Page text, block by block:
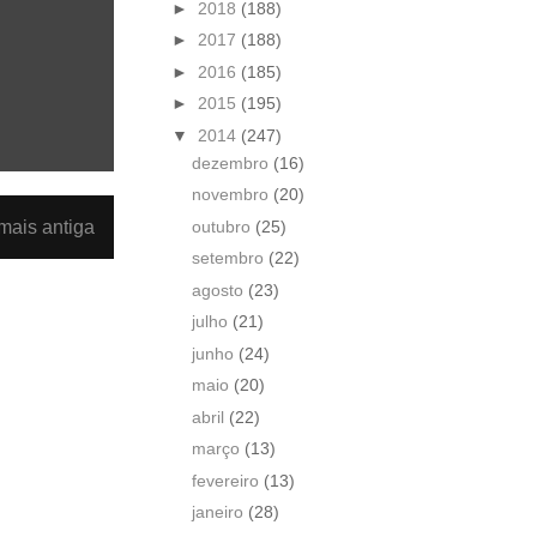
antiga
► 2018 (188)
► 2017 (188)
► 2016 (185)
► 2015 (195)
▼ 2014 (247)
dezembro (16)
novembro (20)
outubro (25)
setembro (22)
agosto (23)
julho (21)
junho (24)
maio (20)
abril (22)
março (13)
fevereiro (13)
janeiro (28)